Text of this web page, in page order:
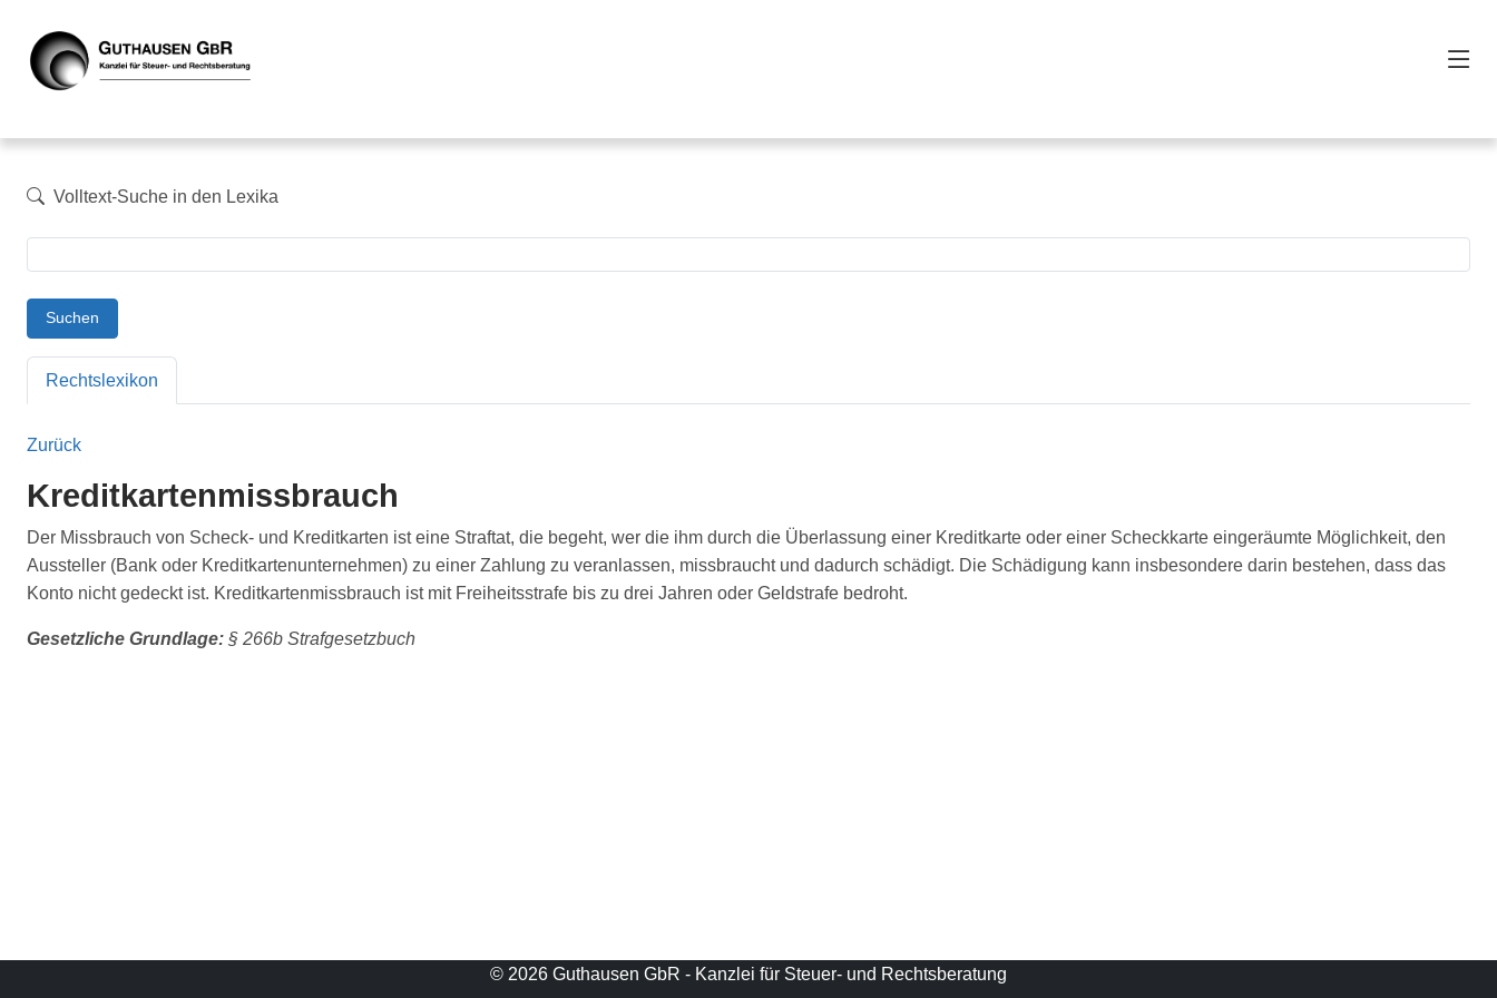
Volltext-Suche in den Lexika
Suchen
Rechtslexikon
Zurück
Kreditkartenmissbrauch
Der Missbrauch von Scheck- und Kreditkarten ist eine Straftat, die begeht, wer die ihm durch die Überlassung einer Kreditkarte oder einer Scheckkarte eingeräumte Möglichkeit, den
Aussteller (Bank oder Kreditkartenunternehmen) zu einer Zahlung zu veranlassen, missbraucht und dadurch schädigt. Die Schädigung kann insbesondere darin bestehen, dass das
Konto nicht gedeckt ist. Kreditkartenmissbrauch ist mit Freiheitsstrafe bis zu drei Jahren oder Geldstrafe bedroht.
Gesetzliche Grundlage: § 266b Strafgesetzbuch
© 2026 Guthausen GbR - Kanzlei für Steuer- und Rechtsberatung